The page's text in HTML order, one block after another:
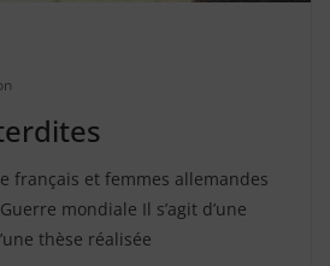
français et femmes allemandes
mondiale Il s’agit d’une
thèse réalisée